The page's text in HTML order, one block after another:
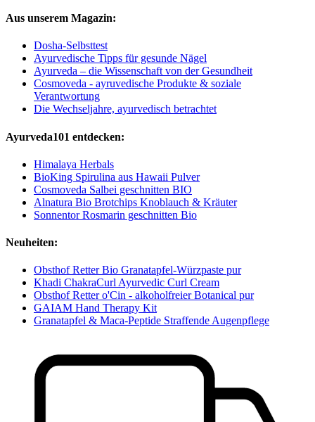
Aus unserem Magazin:
Dosha-Selbsttest
Ayurvedische Tipps für gesunde Nägel
Ayurveda – die Wissenschaft von der Gesundheit
Cosmoveda - ayruvedische Produkte & soziale
Verantwortung
Die Wechseljahre, ayurvedisch betrachtet
Ayurveda101 entdecken:
Himalaya Herbals
BioKing Spirulina aus Hawaii Pulver
Cosmoveda Salbei geschnitten BIO
Alnatura Bio Brotchips Knoblauch & Kräuter
Sonnentor Rosmarin geschnitten Bio
Neuheiten:
Obsthof Retter Bio Granatapfel-Würzpaste pur
Khadi ChakraCurl Ayurvedic Curl Cream
Obsthof Retter o'Cin - alkoholfreier Botanical pur
GAIAM Hand Therapy Kit
Granatapfel & Maca-Peptide Straffende Augenpflege